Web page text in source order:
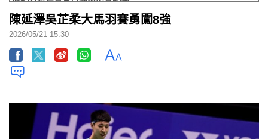
陳延澤吳芷柔大馬羽賽勇闖8強
2026/05/21 15:30